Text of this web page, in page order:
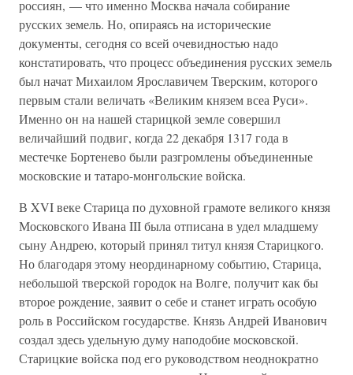
россиян, — что именно Москва начала собирание
русских земель. Но, опираясь на исторические
документы, сегодня со всей очевидностью надо
констатировать, что процесс объединения русских земель
был начат Михаилом Ярославичем Тверским, которого
первым стали величать «Великим князем всеа Руси».
Именно он на нашей старицкой земле совершил
величайший подвиг, когда 22 декабря 1317 года в
местечке Бортенево были разгромлены объединенные
московские и татаро-монгольские войска.
В XVI веке Старица по духовной грамоте великого князя
Московского Ивана III была отписана в удел младшему
сыну Андрею, который принял титул князя Старицкого.
Но благодаря этому неординарному событию, Старица,
небольшой тверской городок на Волге, получит как бы
второе рождение, заявит о себе и станет играть особую
роль в Российском государстве. Князь Андрей Иванович
создал здесь удельную думу наподобие московской.
Старицкие войска под его руководством неоднократно